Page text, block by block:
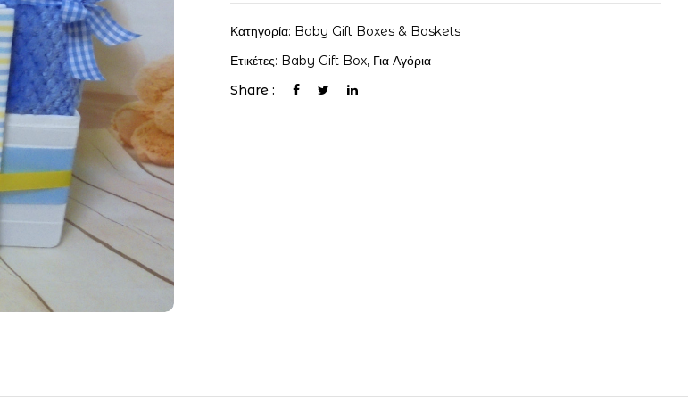
Κατηγορία: Baby Gift Boxes & Baskets
Ετικέτες: Baby Gift Box, Για Αγόρια
Share :